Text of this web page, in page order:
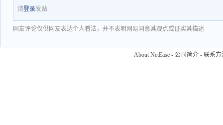
请登录发贴
网友评论仅供网友表达个人看法，并不表明网易同意其观点或证实其描述
About NetEase - 公司简介 - 联系方